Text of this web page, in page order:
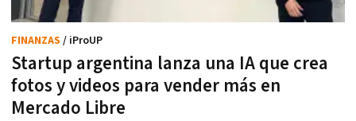
Startup argentina lanza una IA que crea
fotos y videos para vender más en
Mercado Libre
FINANZAS / iProUP